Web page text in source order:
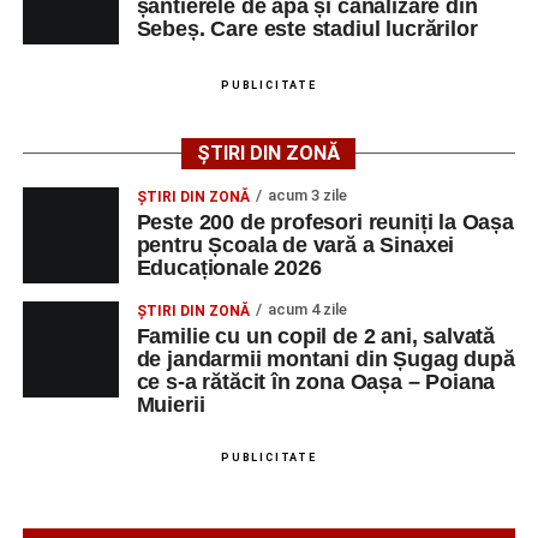
muncă disponibile în comuna Săsciori la data de 4
august 2026, precum și datele de contact ale
LMV
TELEFON/E-
Technology Srl
OPERATOR LA
MASINI-UNELTE
CU COMANDA
NUMERICA
1 0752826367
Adaugă-ne ca sursă preferată
șantierele de apă și canalizare din
Sebeș. Care este stadiul lucrărilor
PUBLICITATE
ȘTIRI DIN ZONĂ
ȘTIRI DIN ZONĂ acum 3 zile
Peste 200 de profesori reuniți la Oașa
pentru Școala de vară a Sinaxei
Educaționale 2026
ȘTIRI DIN ZONĂ acum 4 zile
Familie cu un copil de 2 ani, salvată
de jandarmii montani din Șugag după
ce s-a rătăcit în zona Oașa – Poiana
Muierii
PUBLICITATE